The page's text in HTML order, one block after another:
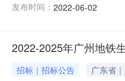
主要内容为天花改
发布时间： 2022-06-02
2022-2025年广州地铁
招标｜招标公告
广东省